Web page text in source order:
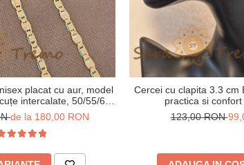
placat cu aur, model
intercalate, 50/55/60
cm
de la 180,00 RON
Cercei cu clapita 3.3 cm
practica si
123,00 RON